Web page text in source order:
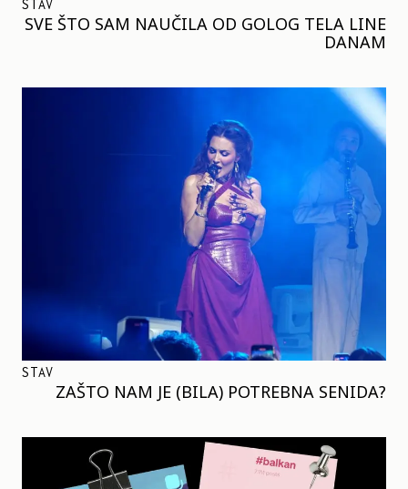
STAV
SVE ŠTO SAM NAUČILA OD GOLOG TELA LINE
DANAM
STAV
ZAŠTO NAM JE (BILA) POTREBNA SENIDA?